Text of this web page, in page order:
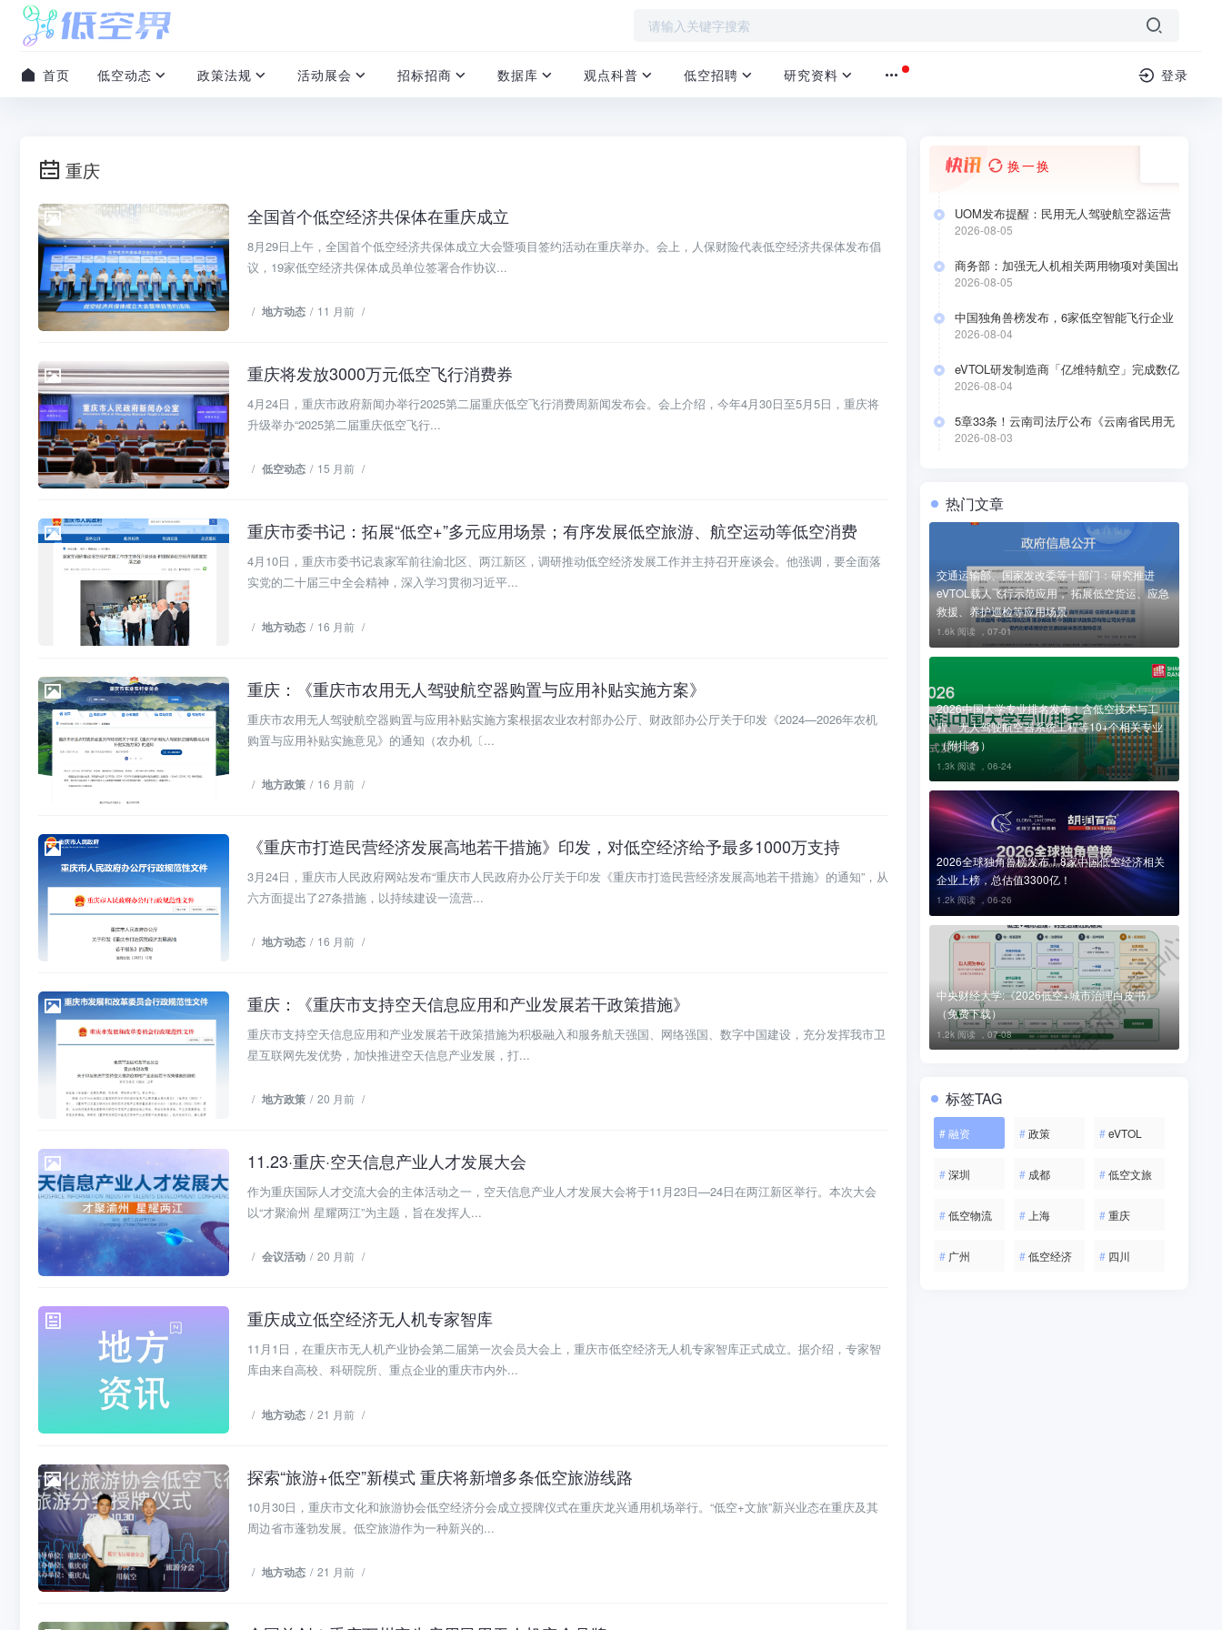
首页 低空动态 政策法规 活动展会 招标招商 数据库 观点科普 低空招聘 研究资料 登录
重庆
地方动态
全国首个低空经济共保体在重庆成立
8月29日上午，全国首个低空经济共保体成立大会暨项目签约活动在重庆举办。会上，人保财险代表低空经济共保体发布倡
议，19家低空经济共保体成员单位签署合作协议...
/ 地方动态 / 11 月前 /
低空动态
重庆将发放3000万元低空飞行消费券
4月24日，重庆市政府新闻办举行2025第二届重庆低空飞行消费周新闻发布会。会上介绍，今年4月30日至5月5日，重庆将
升级举办“2025第二届重庆低空飞行...
/ 低空动态 / 15 月前 /
地方动态
重庆市委书记：拓展“低空+”多元应用场景；有序发展低空旅游、航空运动等低空消费
4月10日，重庆市委书记袁家军前往渝北区、两江新区，调研推动低空经济发展工作并主持召开座谈会。他强调，要全面落
实党的二十届三中全会精神，深入学习贯彻习近平...
/ 地方动态 / 16 月前 /
地方政策
重庆：《重庆市农用无人驾驶航空器购置与应用补贴实施方案》
重庆市农用无人驾驶航空器购置与应用补贴实施方案根据农业农村部办公厅、财政部办公厅关于印发《2024—2026年农机
购置与应用补贴实施意见》的通知（农办机〔...
/ 地方政策 / 16 月前 /
地方动态
《重庆市打造民营经济发展高地若干措施》印发，对低空经济给予最多1000万支持
3月24日，重庆市人民政府网站发布“重庆市人民政府办公厅关于印发《重庆市打造民营经济发展高地若干措施》的通知”，从
六方面提出了27条措施，以持续建设一流营...
/ 地方动态 / 16 月前 /
地方政策
重庆：《重庆市支持空天信息应用和产业发展若干政策措施》
重庆市支持空天信息应用和产业发展若干政策措施为积极融入和服务航天强国、网络强国、数字中国建设，充分发挥我市卫
星互联网先发优势，加快推进空天信息产业发展，打...
/ 地方政策 / 20 月前 /
会议活动
11.23·重庆·空天信息产业人才发展大会
作为重庆国际人才交流大会的主体活动之一，空天信息产业人才发展大会将于11月23日—24日在两江新区举行。本次大会
以“才聚渝州 星耀两江”为主题，旨在发挥人...
/ 会议活动 / 20 月前 /
地方动态
重庆成立低空经济无人机专家智库
11月1日，在重庆市无人机产业协会第二届第一次会员大会上，重庆市低空经济无人机专家智库正式成立。据介绍，专家智
库由来自高校、科研院所、重点企业的重庆市内外...
/ 地方动态 / 21 月前 /
地方动态
探索“旅游+低空”新模式 重庆将新增多条低空旅游线路
10月30日，重庆市文化和旅游协会低空经济分会成立授牌仪式在重庆龙兴通用机场举行。“低空+文旅”新兴业态在重庆及其
周边省市蓬勃发展。低空旅游作为一种新兴的...
/ 地方动态 / 21 月前 /
换一换
UOM发布提醒：民用无人驾驶航空器运营
合格证持有人于2026年8月10日前要完成低
2026-08-05
商务部：加强无人机相关两用物项对美国出
口管制
2026-08-05
中国独角兽榜发布，6家低空智能飞行企业
上榜
2026-08-04
eVTOL研发制造商「亿维特航空」完成数亿
元A+轮融资
2026-08-04
5章33条！云南司法厅公布《云南省民用无
人驾驶航空器公共管理办法（草案）》（附
2026-08-03
热门文章
交通运输部、国家发改委等十部门：研究推进
eVTOL载人飞行示范应用， 拓展低空货运、应急
救援、养护巡检等应用场景
1.6k 阅读 ， 07-01
2026中国大学专业排名发布！含低空技术与工
程、无人驾驶航空器系统工程等10+个相关专业
（附排名）
1.3k 阅读 ， 06-24
2026全球独角兽榜发布！8家中国低空经济相关
企业上榜，总估值3300亿！
1.2k 阅读 ， 06-26
中央财经大学:《2026低空+城市治理白皮书》
（免费下载）
1.2k 阅读 ， 07-08
标签TAG
#融资 #政策 #eVTOL
#深圳 # 成都 #低空文旅
#低空物流 # 上海 #重庆
# 广州 #低空经济 # 四川